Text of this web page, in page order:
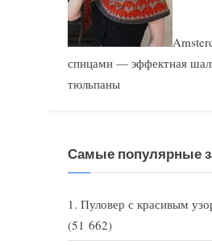
спицами — эффектная
тюльпаны
Самые популярные
Пуловер с красивым
(51 662)